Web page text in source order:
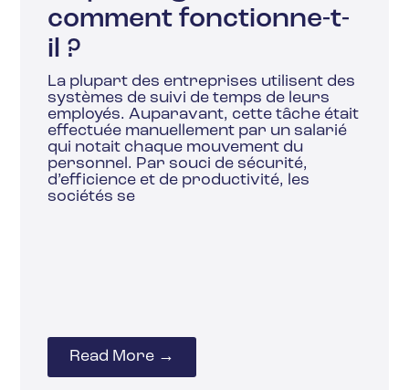
comment fonctionne-t-
il ?
La plupart des entreprises utilisent des
systèmes de suivi de temps de leurs
employés. Auparavant, cette tâche était
effectuée manuellement par un salarié
qui notait chaque mouvement du
personnel. Par souci de sécurité,
d’efficience et de productivité, les
sociétés se
Read More →